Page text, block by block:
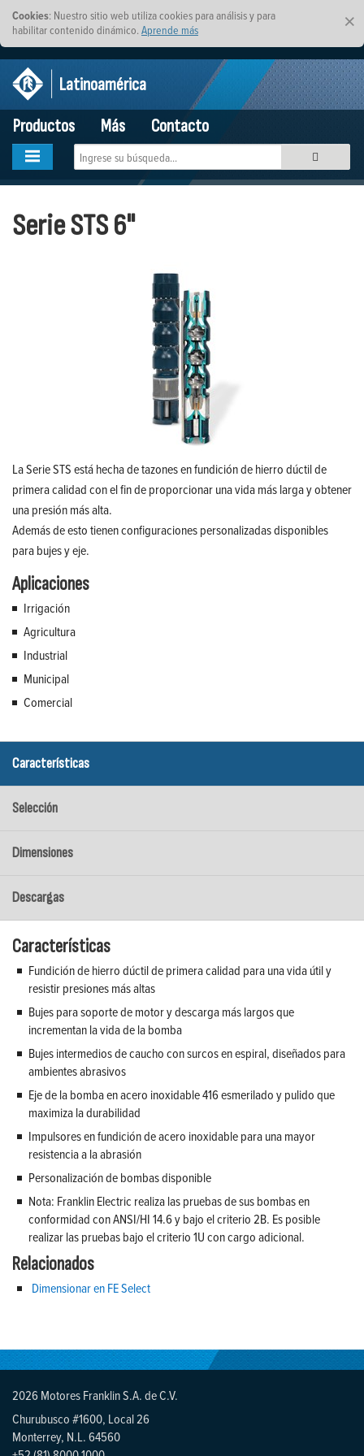
×
Cookies: Nuestro sitio web utiliza cookies para análisis y para
habilitar contenido dinámico. Aprende más
Latinoamérica
Productos
Más Contacto
Serie STS 6"
La Serie STS está hecha de tazones en fundición de hierro dúctil de
primera calidad con el fin de proporcionar una vida más larga y obtener
una presión más alta.
Además de esto tienen configuraciones personalizadas disponibles
para bujes y eje.
Aplicaciones
Irrigación
Agricultura
Industrial
Municipal
Comercial
Características
Selección
Dimensiones
Descargas
Características
Fundición de hierro dúctil de primera calidad para una vida útil y
resistir presiones más altas
Bujes para soporte de motor y descarga más largos que
incrementan la vida de la bomba
Bujes intermedios de caucho con surcos en espiral, diseñados para
ambientes abrasivos
Eje de la bomba en acero inoxidable 416 esmerilado y pulido que
maximiza la durabilidad
Impulsores en fundición de acero inoxidable para una mayor
resistencia a la abrasión
Personalización de bombas disponible
Nota: Franklin Electric realiza las pruebas de sus bombas en
conformidad con ANSI/HI 14.6 y bajo el criterio 2B. Es posible
realizar las pruebas bajo el criterio 1U con cargo adicional.
Relacionados
Dimensionar en FE Select
2026 Motores Franklin S.A. de C.V.
Churubusco #1600, Local 26
Monterrey, N.L. 64560